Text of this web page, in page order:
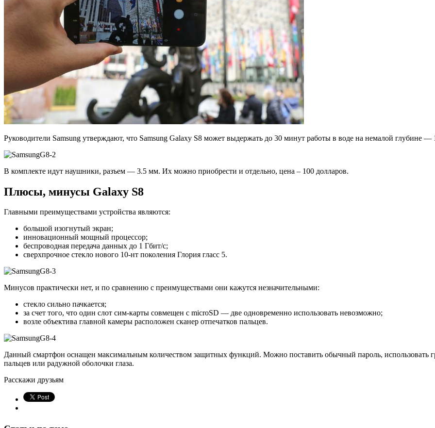
Руководители Samsung утверждают, что Samsung Galaxy S8 может выдержать до 30 минут работы в воде на немалой глубине —
В комплекте идут наушники, разъем — 3.5 мм. Их можно приобрести и отдельно, цена – 100 долларов.
Плюсы, минусы Galaxy S8
Главными преимуществами устройства являются:
большой изогнутый экран;
инновационный мощный процессор;
беспроводная передача данных до 1 Гбит/с;
сверхпрочное стекло нового 10-нт поколения Глория гласс 5.
Минусов практически нет, и по сравнению с преимуществами они кажутся незначительными:
стекло сильно пачкается;
за счет того, что один слот сим-карты совмещен с microSD — две одновременно использовать невозможно;
возле объектива главной камеры расположен сканер отпечатков пальцев.
Данный смартфон оснащен максимальным количеством защитных функций. Можно поставить обычный пароль, использовать
пальцев или радужной оболочки глаза.
Расскажи друзьям